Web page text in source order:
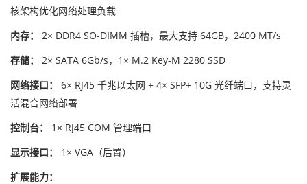
核架构优化网络处理负载
内存：
2× DDR4 SO-DIMM 插槽，最大支持 64GB，2400 MT/s
存储：
2× SATA 6Gb/s，1× M.2 Key-M 2280 SSD
网络接口：
6× RJ45 千兆以太网 + 4× SFP+ 10G 光纤端口，支持灵
活混合网络部署
控制台：
1× RJ45 COM 管理端口
显示接口：
1× VGA（后置）
扩展能力：